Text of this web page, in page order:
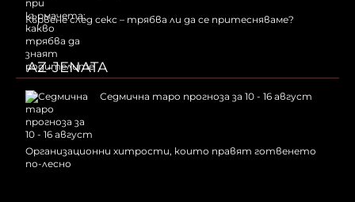
Кървене след секс – трябва ли да се притесняваме?
AZ-JENATA
Седмична таро прогноза за 10 - 16 август
Организационни хитрости, които правят готвенето
по-лесно